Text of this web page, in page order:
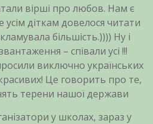
вірші про любов. Нам є
діткам довелося читати
більшість.)))) Ну і
– співали усі !!!
виключно українських
Це говорить про те,
терени нашої держави
у школах, зараз у